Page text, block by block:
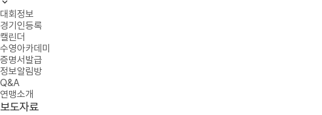
대회정보
경기인등록
캘린더
수영아카데미
증명서발급
정보알림방
Q&A
연맹소개
보도자료